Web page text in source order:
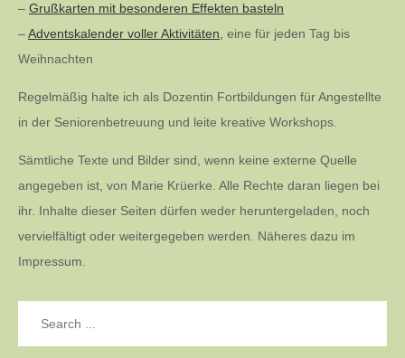
– Grußkarten mit besonderen Effekten basteln
–Adventskalender voller Aktivitäten, eine für jeden Tag bis
Weihnachten
Regelmäßig halte ich als Dozentin Fortbildungen für Angestellte
in der Seniorenbetreuung und leite kreative Workshops.
Sämtliche Texte und Bilder sind, wenn keine externe Quelle
angegeben ist, von Marie Krüerke. Alle Rechte daran liegen bei
ihr. Inhalte dieser Seiten dürfen weder heruntergeladen, noch
vervielfältigt oder weitergegeben werden. Näheres dazu im
Impressum.